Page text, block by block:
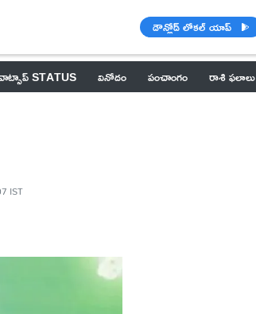
డౌన్లోడ్ లోకల్ యాప్
STATUS వినోదం పంచాంగం రాశి ఫలాలు
IST